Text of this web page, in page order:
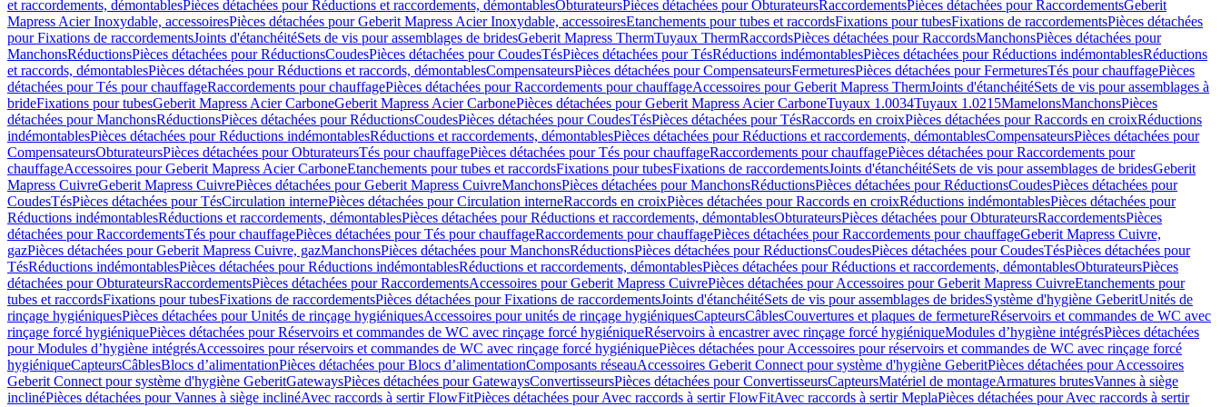
et raccordements, démontablesPièces détachées pour Réductions et raccordements, démontablesObturateursPièces détachées pour ObturateursRaccordementsPièces détachées pour RaccordementsGeberit
Mapress Acier Inoxydable, accessoiresPièces détachées pour Geberit Mapress Acier Inoxydable, accessoiresEtanchements pour tubes et raccordsFixations pour tubesFixations de raccordementsPièces détachées
pour Fixations de raccordementsJoints d'étanchéitéSets de vis pour assemblages de bridesGeberit Mapress ThermTuyaux ThermRaccordsPièces détachées pour RaccordsManchonsPièces détachées pour
ManchonsRéductionsPièces détachées pour RéductionsCoudesPièces détachées pour CoudesTésPièces détachées pour TésRéductions indémontablesPièces détachées pour Réductions indémontablesRéductions
et raccords, démontablesPièces détachées pour Réductions et raccords, démontablesCompensateursPièces détachées pour CompensateursFermeturesPièces détachées pour FermeturesTés pour chauffagePièces
détachées pour Tés pour chauffageRaccordements pour chauffagePièces détachées pour Raccordements pour chauffageAccessoires pour Geberit Mapress ThermJoints d'étanchéitéSets de vis pour assemblages à
brideFixations pour tubesGeberit Mapress Acier CarboneGeberit Mapress Acier CarbonePièces détachées pour Geberit Mapress Acier CarboneTuyaux 1.0034Tuyaux 1.0215MamelonsManchonsPièces
détachées pour ManchonsRéductionsPièces détachées pour RéductionsCoudesPièces détachées pour CoudesTésPièces détachées pour TésRaccords en croixPièces détachées pour Raccords en croixRéductions
indémontablesPièces détachées pour Réductions indémontablesRéductions et raccordements, démontablesPièces détachées pour Réductions et raccordements, démontablesCompensateursPièces détachées pour
CompensateursObturateursPièces détachées pour ObturateursTés pour chauffagePièces détachées pour Tés pour chauffageRaccordements pour chauffagePièces détachées pour Raccordements pour
chauffageAccessoires pour Geberit Mapress Acier CarboneEtanchements pour tubes et raccordsFixations pour tubesFixations de raccordementsJoints d'étanchéitéSets de vis pour assemblages de bridesGeberit
Mapress CuivreGeberit Mapress CuivrePièces détachées pour Geberit Mapress CuivreManchonsPièces détachées pour ManchonsRéductionsPièces détachées pour RéductionsCoudesPièces détachées pour
CoudesTésPièces détachées pour TésCirculation internePièces détachées pour Circulation interneRaccords en croixPièces détachées pour Raccords en croixRéductions indémontablesPièces détachées pour
Réductions indémontablesRéductions et raccordements, démontablesPièces détachées pour Réductions et raccordements, démontablesObturateursPièces détachées pour ObturateursRaccordementsPièces
détachées pour RaccordementsTés pour chauffagePièces détachées pour Tés pour chauffageRaccordements pour chauffagePièces détachées pour Raccordements pour chauffageGeberit Mapress Cuivre,
gazPièces détachées pour Geberit Mapress Cuivre, gazManchonsPièces détachées pour ManchonsRéductionsPièces détachées pour RéductionsCoudesPièces détachées pour CoudesTésPièces détachées pour
TésRéductions indémontablesPièces détachées pour Réductions indémontablesRéductions et raccordements, démontablesPièces détachées pour Réductions et raccordements, démontablesObturateursPièces
détachées pour ObturateursRaccordementsPièces détachées pour RaccordementsAccessoires pour Geberit Mapress CuivrePièces détachées pour Accessoires pour Geberit Mapress CuivreEtanchements pour
tubes et raccordsFixations pour tubesFixations de raccordementsPièces détachées pour Fixations de raccordementsJoints d'étanchéitéSets de vis pour assemblages de bridesSystème d'hygiène GeberitUnités de
rinçage hygiéniquesPièces détachées pour Unités de rinçage hygiéniquesAccessoires pour unités de rinçage hygiéniquesCapteursCâblesCouvertures et plaques de fermetureRéservoirs et commandes de WC avec
rinçage forcé hygiéniquePièces détachées pour Réservoirs et commandes de WC avec rinçage forcé hygiéniqueRéservoirs à encastrer avec rinçage forcé hygiéniqueModules d’hygiène intégrésPièces détachées
pour Modules d’hygiène intégrésAccessoires pour réservoirs et commandes de WC avec rinçage forcé hygiéniquePièces détachées pour Accessoires pour réservoirs et commandes de WC avec rinçage forcé
hygiéniqueCapteursCâblesBlocs d’alimentationPièces détachées pour Blocs d’alimentationComposants réseauAccessoires Geberit Connect pour système d'hygiène GeberitPièces détachées pour Accessoires
Geberit Connect pour système d'hygiène GeberitGatewaysPièces détachées pour GatewaysConvertisseursPièces détachées pour ConvertisseursCapteursMatériel de montageArmatures brutesVannes à siège
inclinéPièces détachées pour Vannes à siège inclinéAvec raccords à sertir FlowFitPièces détachées pour Avec raccords à sertir FlowFitAvec raccords à sertir MeplaPièces détachées pour Avec raccords à sertir